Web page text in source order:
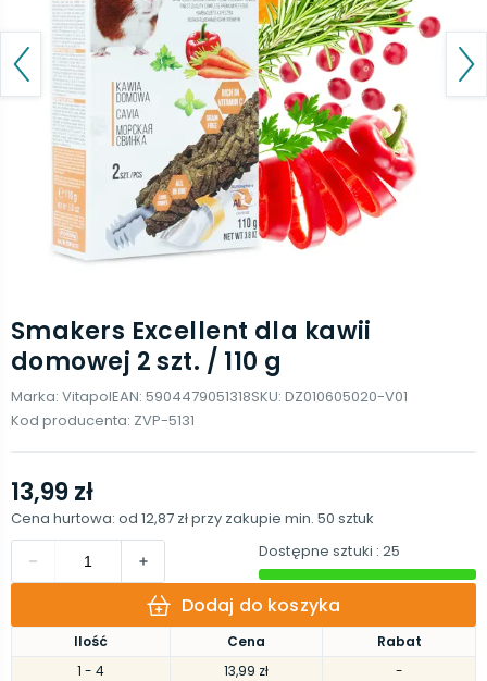
Smakers Excellent dla kawii
domowej 2 szt. / 110 g
Marka: VitapolEAN: 5904479051318SKU: DZ010605020-V01
Kod producenta: ZVP-5131
Ilość Cena
Rabat
1 - 4 13,99 zł
-
13,99 zł
Cena hurtowa: od 12,87 złprzy zakupie min. 50 sztuk
Dostępne sztuki : 25
Dodaj do koszyka